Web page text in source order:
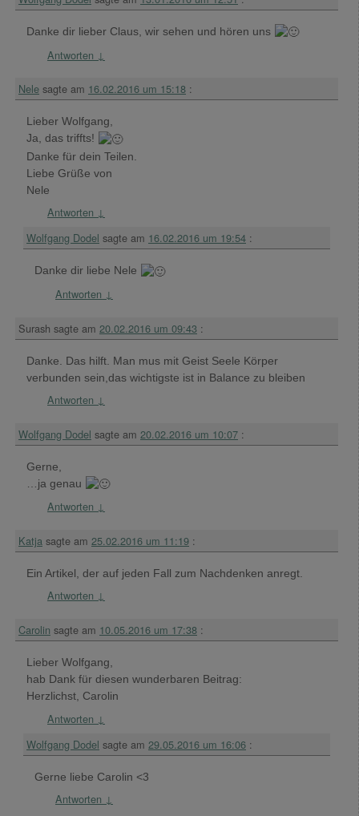
Danke dir lieber Claus, wir sehen und hören uns
Antworten ↓
Nele sagte am 16.02.2016 um 15:18 :
Lieber Wolfgang,
Ja, das triffts!
Danke für dein Teilen.
Liebe Grüße von
Nele
Antworten ↓
Wolfgang Dodel sagte am 16.02.2016 um 19:54 :
Danke dir liebe Nele
Antworten ↓
Surash sagte am 20.02.2016 um 09:43 :
Danke. Das hilft. Man mus mit Geist Seele Körper
verbunden sein,das wichtigste ist in Balance zu bleiben
Antworten ↓
Wolfgang Dodel sagte am 20.02.2016 um 10:07 :
Gerne,
…ja genau
Antworten ↓
Katja sagte am 25.02.2016 um 11:19 :
Ein Artikel, der auf jeden Fall zum Nachdenken anregt.
Antworten ↓
Carolin sagte am 10.05.2016 um 17:38 :
Lieber Wolfgang,
hab Dank für diesen wunderbaren Beitrag:
Herzlichst, Carolin
Antworten ↓
Wolfgang Dodel sagte am 29.05.2016 um 16:06 :
Gerne liebe Carolin <3
Antworten ↓